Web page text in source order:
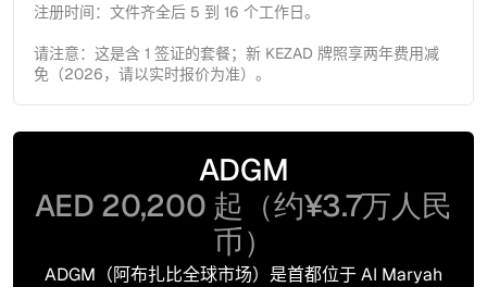
注册时间：文件齐全后 5 到 16 个工作日。
请注意：这是含 1 签证的套餐；新 KEZAD 牌照享两年费用减
免（2026，请以实时报价为准）。
ADGM
AED 20,200 起（约¥3.7万人民
币）
ADGM（阿布扎比全球市场）是首都位于 Al Maryah